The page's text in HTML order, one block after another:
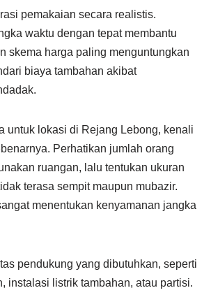
pemakaian secara realistis.
waktu dengan tepat membantu
skema harga paling menguntungkan
biaya tambahan akibat
untuk lokasi di Rejang Lebong, kenali
Perhatikan jumlah orang
ruangan, lalu tentukan ukuran
terasa sempit maupun mubazir.
menentukan kenyamanan jangka
pendukung yang dibutuhkan, seperti
instalasi listrik tambahan, atau partisi.